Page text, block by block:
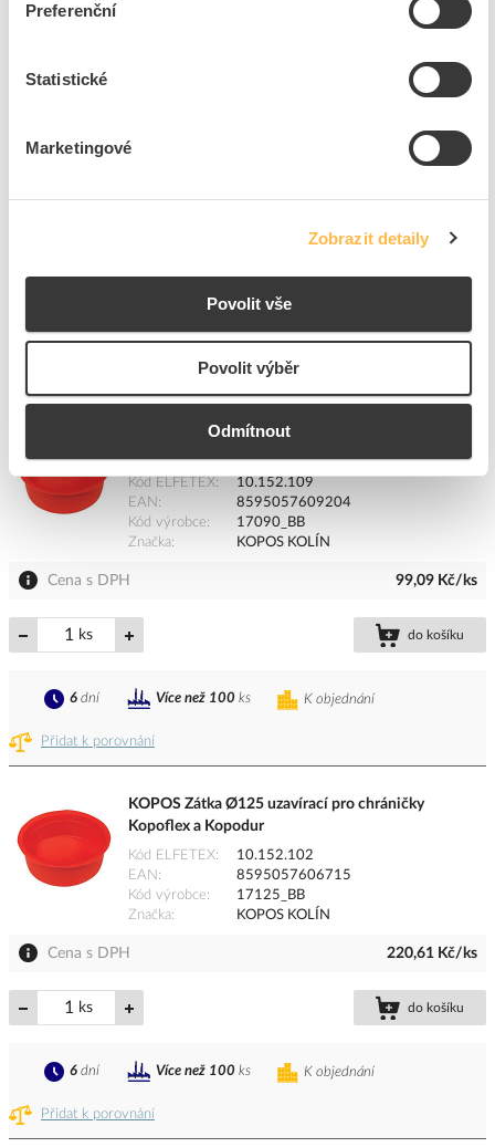
Preferenční
Statistické
Marketingové
Zobrazit detaily
Povolit vše
Povolit výběr
Odmítnout
KOPOS Zátka Ø200 uzavírací pro chráničky
Kód výrobce
KOPOS Zátka Ø 90 uzavírací pro chráničky Kopoflex
Kód ELFETEX
10.152.109
EAN
8595057609204
Kód výrobce
17090_BB
Značka
KOPOS KOLÍN
Cena s DPH 99,09 Kč/ks
ks do košíku
Přidat k porovnání
K objednání
6 dní Více než 100 ks
KOPOS Zátka Ø125 uzavírací pro chráničky
Kopoflex a Kopodur
Kód ELFETEX
10.152.102
EAN
8595057606715
Kód výrobce
17125_BB
Značka
KOPOS KOLÍN
Cena s DPH 220,61 Kč/ks
ks do košíku
Přidat k porovnání
K objednání
6 dní Více než 100 ks